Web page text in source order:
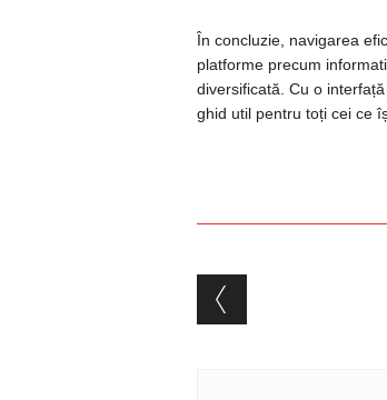
În concluzie, navigarea
platforme precum
diversificată. Cu o
ghid util pentru toți cei ce
Post